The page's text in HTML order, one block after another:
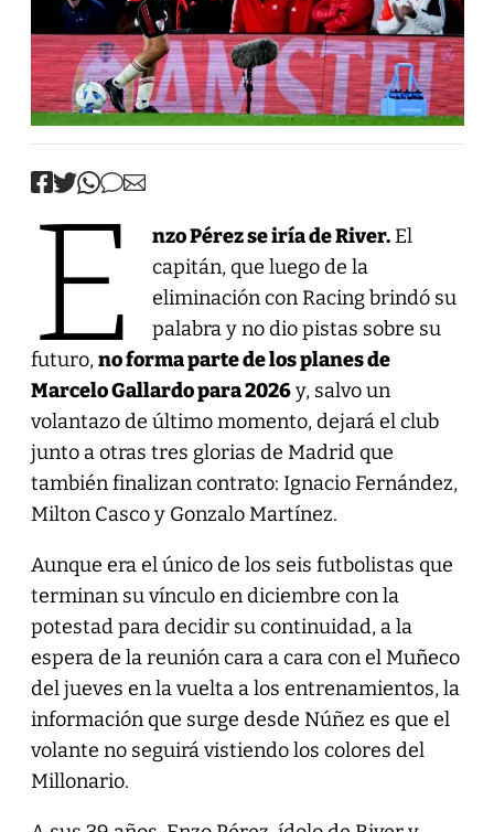
E nzo Pérez se iría de River.El
capitán, que luego de la
eliminación con Racing brindó su
palabra y no dio pistas sobre su
futuro,no forma parte de los planes de
Marcelo Gallardo para 2026y, salvo un
volantazo de último momento, dejará el club
junto a otras tres glorias de Madrid que
también finalizan contrato: Ignacio Fernández,
Milton Casco y Gonzalo Martínez.
Aunque era el único de los seis futbolistas que
terminan su vínculo en diciembre con la
potestad para decidir su continuidad, a la
espera de la reunión cara a cara con el Muñeco
del jueves en la vuelta a los entrenamientos, la
información que surge desde Núñez es que el
volante no seguirá vistiendo los colores del
Millonario.